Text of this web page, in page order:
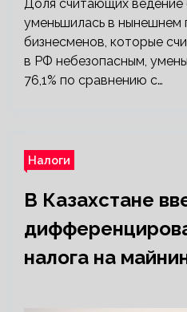
Доля считающих ведение
уменьшилась в нынешнем
бизнесменов, которые
в РФ небезопасным,
76,1% по сравнению с…
Налоги
В Казахстане
налога на